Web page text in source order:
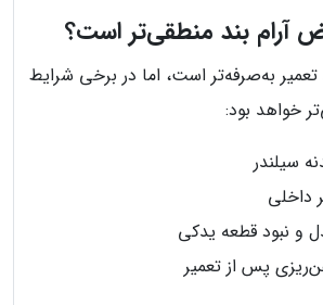
آرام بند منطقی‌تر است؟
تعمیر به‌صرفه‌تر است، اما در برخی شرایط
خواهد بود:
سیلندر
داخلی
و نبود قطعه یدکی
پس از تعمیر